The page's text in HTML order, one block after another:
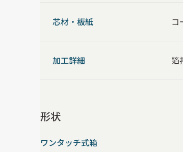
芯材・板紙 コ
加工詳細 箔
形状
ワンタッチ式箱